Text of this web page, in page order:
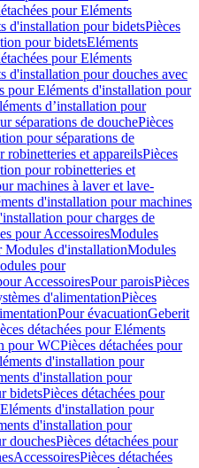
pour Eléments
d'installation pour bidetsPièces
pour bidetsEléments
pour Eléments
d'installation pour douches avec
pour Eléments d'installation pour
d’installation pour
séparations de douchePièces
pour séparations de
robinetteries et appareilsPièces
pour robinetteries et
machines à laver et lave-
d'installation pour machines
pour charges de
pour AccessoiresModules
Modules d'installationModules
pour
AccessoiresPour paroisPièces
d'alimentationPièces
Pour évacuationGeberit
détachées pour Eléments
pour WCPièces détachées pour
d'installation pour
d'installation pour
bidetsPièces détachées pour
Eléments d'installation pour
d'installation pour
douchesPièces détachées pour
AccessoiresPièces détachées